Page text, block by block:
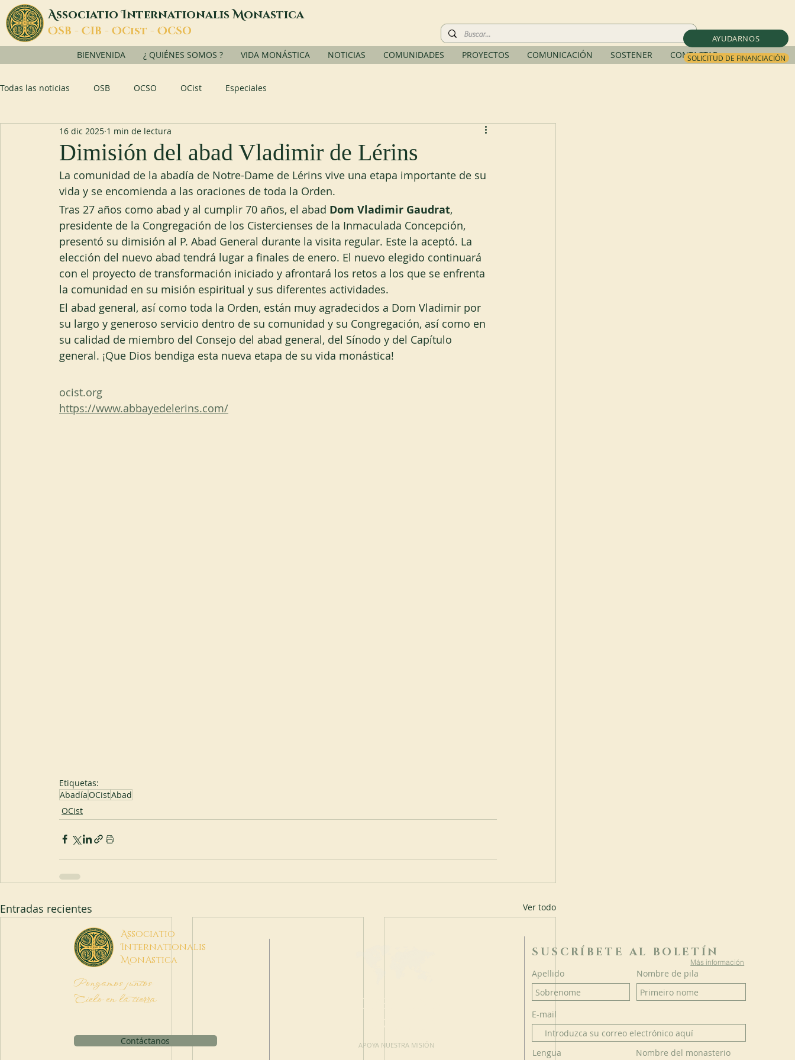
AYUDARNOS
SOLICITUD DE FINANCIACIÓN
AssociatioInternationalisMonastica
OSB - CIB - OCist - OCSO
BIENVENIDA ¿ QUIÉNES SOMOS ? VIDA MONÁSTICA NOTICIAS COMUNIDADES PROYECTOS COMUNICACIÓN SOSTENER CONTACTAR
Todas las noticias OSB OCSO OCist Especiales
Dimisión del abad Vladimir de Lérins
16 dic 2025 1 min de lectura
La comunidad de la abadía de Notre-Dame de Lérins vive una etapa importante de su
vida y se encomienda a las oraciones de toda la Orden.
Tras 27 años como abad y al cumplir 70 años, el abad Dom Vladimir Gaudrat,
presidente de la Congregación de los Cistercienses de la Inmaculada Concepción,
presentó su dimisión al P. Abad General durante la visita regular. Este la aceptó. La
elección del nuevo abad tendrá lugar a finales de enero. El nuevo elegido continuará
con el proyecto de transformación iniciado y afrontará los retos a los que se enfrenta
la comunidad en su misión espiritual y sus diferentes actividades.
El abad general, así como toda la Orden, están muy agradecidos a Dom Vladimir por
su largo y generoso servicio dentro de su comunidad y su Congregación, así como en
su calidad de miembro del Consejo del abad general, del Sínodo y del Capítulo
general. ¡Que Dios bendiga esta nueva etapa de su vida monástica!
ocist.org
https://www.abbayedelerins.com/
Etiquetas:
AbadíaOCistAbad
OCist
Entradas recientes Ver todo
Associatio
Internationalis
MonAstica
Pongamos juntos
Cielo en la tierra
Contáctanos
HAGA UNA
DONACIÓN
APOYA NUESTRA MISIÓN
SUSCRÍBETE AL BOLETÍN
Más información
Apellido Nombre de pila
E-mail
Lengua Nombre del monasterio